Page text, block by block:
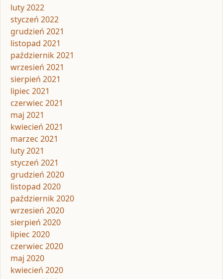
luty 2022
styczeń 2022
grudzień 2021
listopad 2021
październik 2021
wrzesień 2021
sierpień 2021
lipiec 2021
czerwiec 2021
maj 2021
kwiecień 2021
marzec 2021
luty 2021
styczeń 2021
grudzień 2020
listopad 2020
październik 2020
wrzesień 2020
sierpień 2020
lipiec 2020
czerwiec 2020
maj 2020
kwiecień 2020